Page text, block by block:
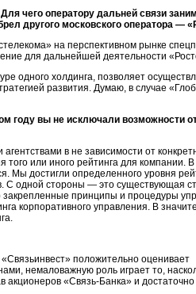
Для чего оператору дальней связи
другого московского оператора —
на перспективном рынке
для дальнейшей деятельности
одного холдинга, позволяет
развития. Думаю, в случае
году вы не исключали возможности
в не зависимости от
того или иного рейтинга для компании.
Мы достигли определенного уровня
С одной стороны — это существующая
закрепленные принципы и процедуры
корпоративного управления. В
положительно оценивает
немаловажную роль играет то,
акционеров «Связь-Банка» и